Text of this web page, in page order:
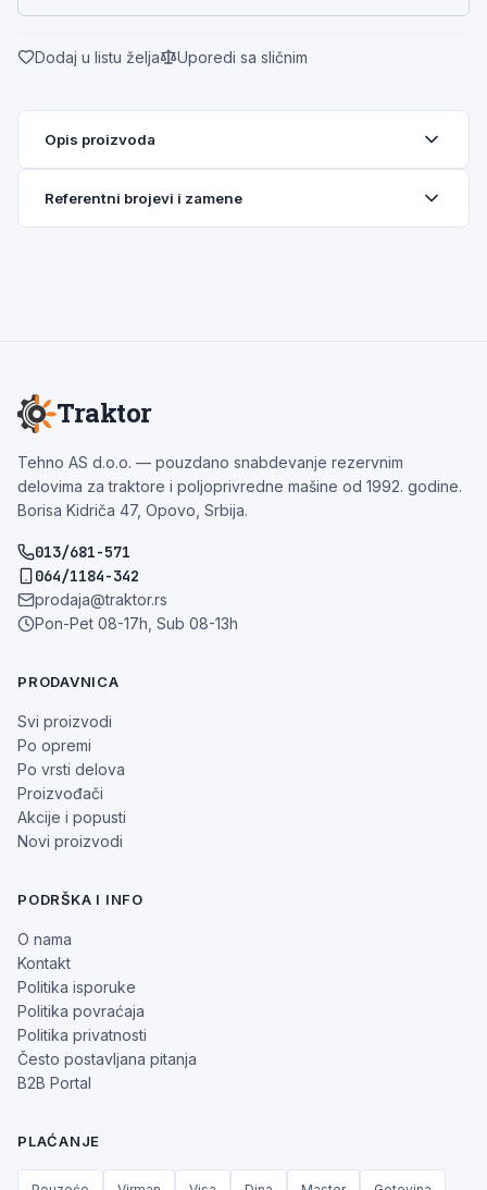
Dodaj u listu želja Uporedi sa sličnim
Opis proizvoda
Referentni brojevi i zamene
Traktor
Tehno AS d.o.o. — pouzdano snabdevanje rezervnim
delovima za traktore i poljoprivredne mašine od 1992. godine.
Borisa Kidriča 47, Opovo, Srbija.
013/681-571
064/1184-342
prodaja@traktor.rs
Pon-Pet 08-17h, Sub 08-13h
PRODAVNICA
Svi proizvodi
Po opremi
Po vrsti delova
Proizvođači
Akcije i popusti
Novi proizvodi
PODRŠKA I INFO
O nama
Kontakt
Politika isporuke
Politika povraćaja
Politika privatnosti
Često postavljana pitanja
B2B Portal
PLAĆANJE